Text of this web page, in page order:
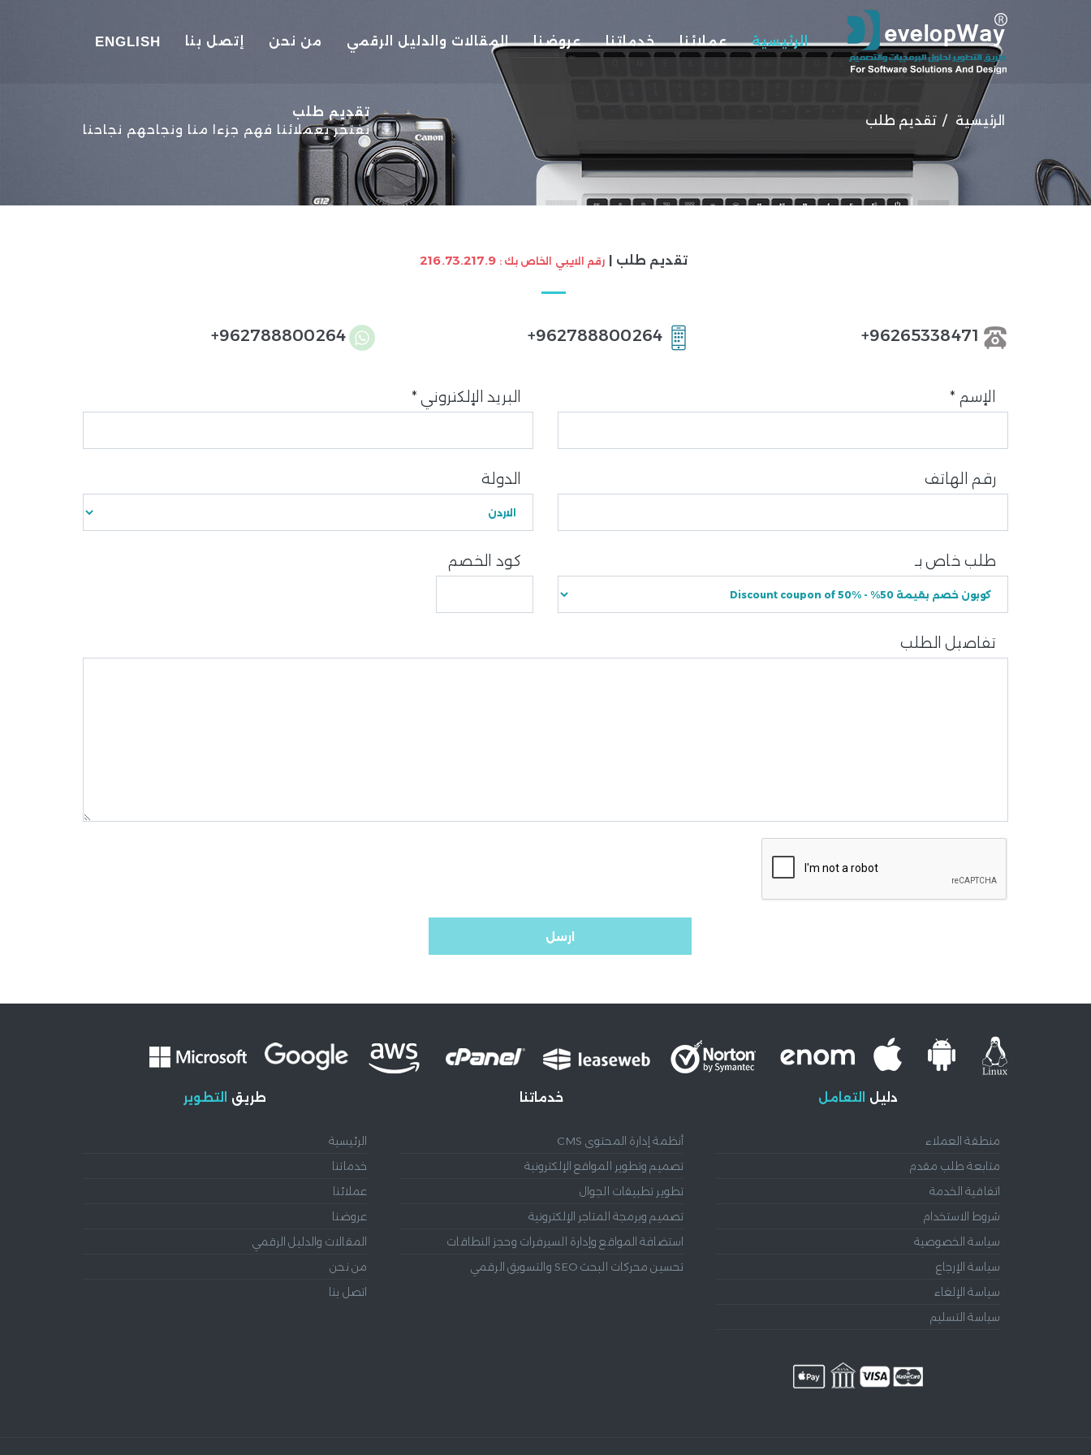
الرئيسية عملائنا خدماتنا عروضنا المقالات والدليل الرقمي من نحن إتصل بنا ENGLISH
تقديم طلب
نفتخر بعملائنا فهم جزءا منا ونجاحهم نجاحنا
الرئيسية / تقديم طلب
تقديم طلب | رقم الايبي الخاص بك : 216.73.217.9
962788800264+ 962788800264+ 96265338471+
البريد الإلكتروني * الإسم *
الدولة رقم الهاتف
كود الخصم طلب خاص بـ
تفاصيل الطلب
نحن هنا لمساعدتك! لا تتردد في أن تطلب منا أي
طريق التطوير
الرئيسية
خدماتنا
عملائنا
عروضنا
المقالات والدليل الرقمي
من نحن
اتصل بنا
خدماتنا
أنظمة إدارة المحتوى CMS
تصميم وتطوير المواقع الإلكترونية
تطوير تطبيقات الجوال
تصميم وبرمجة المتاجر الإلكترونية
استضافة المواقع وإدارة السيرفرات وحجز النطاقات
تحسين محركات البحث SEO والتسويق الرقمي
دليل التعامل
منطقة العملاء
متابعة طلب مقدم
اتفاقية الخدمة
شروط الاستخدام
سياسة الخصوصية
سياسة الإرجاع
سياسة الإلغاء
سياسة التسليم